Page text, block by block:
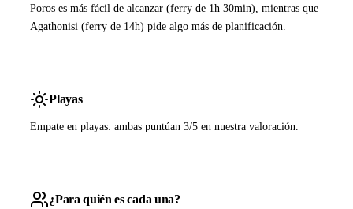
Poros es más fácil de alcanzar (ferry de 1h 30min), mientras que
Agathonisi (ferry de 14h) pide algo más de planificación.
Playas
Empate en playas: ambas puntúan 3/5 en nuestra valoración.
¿Para quién es cada una?